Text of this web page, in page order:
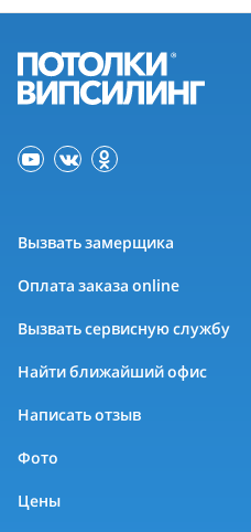
Вызвать замерщика
Оплата заказа online
Вызвать сервисную службу
Найти ближайший офис
Написать отзыв
Фото
Цены